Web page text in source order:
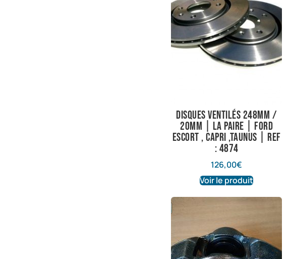
Disques ventilés 248mm /
20mm | La paire | Ford
Escort , Capri ,Taunus | Ref
: 4874
126,00€
Voir le produit